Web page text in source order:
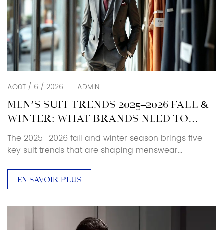
AOûT / 6 / 2026 ADMIN
MEN’S SUIT TRENDS 2025–2026 FALL &
WINTER: WHAT BRANDS NEED TO
KNOW
The 2025–2026 fall and winter season brings five
key suit trends that are shaping menswear
collections worldwide. As a suit manufacturer with
over 25 years of production experience, Baoxiniao
breaks down each trend with specific sourcing and
retailers can translate runway direction into
production-ready decisions. Luxury and Retro […]
EN SAVOIR PLUS